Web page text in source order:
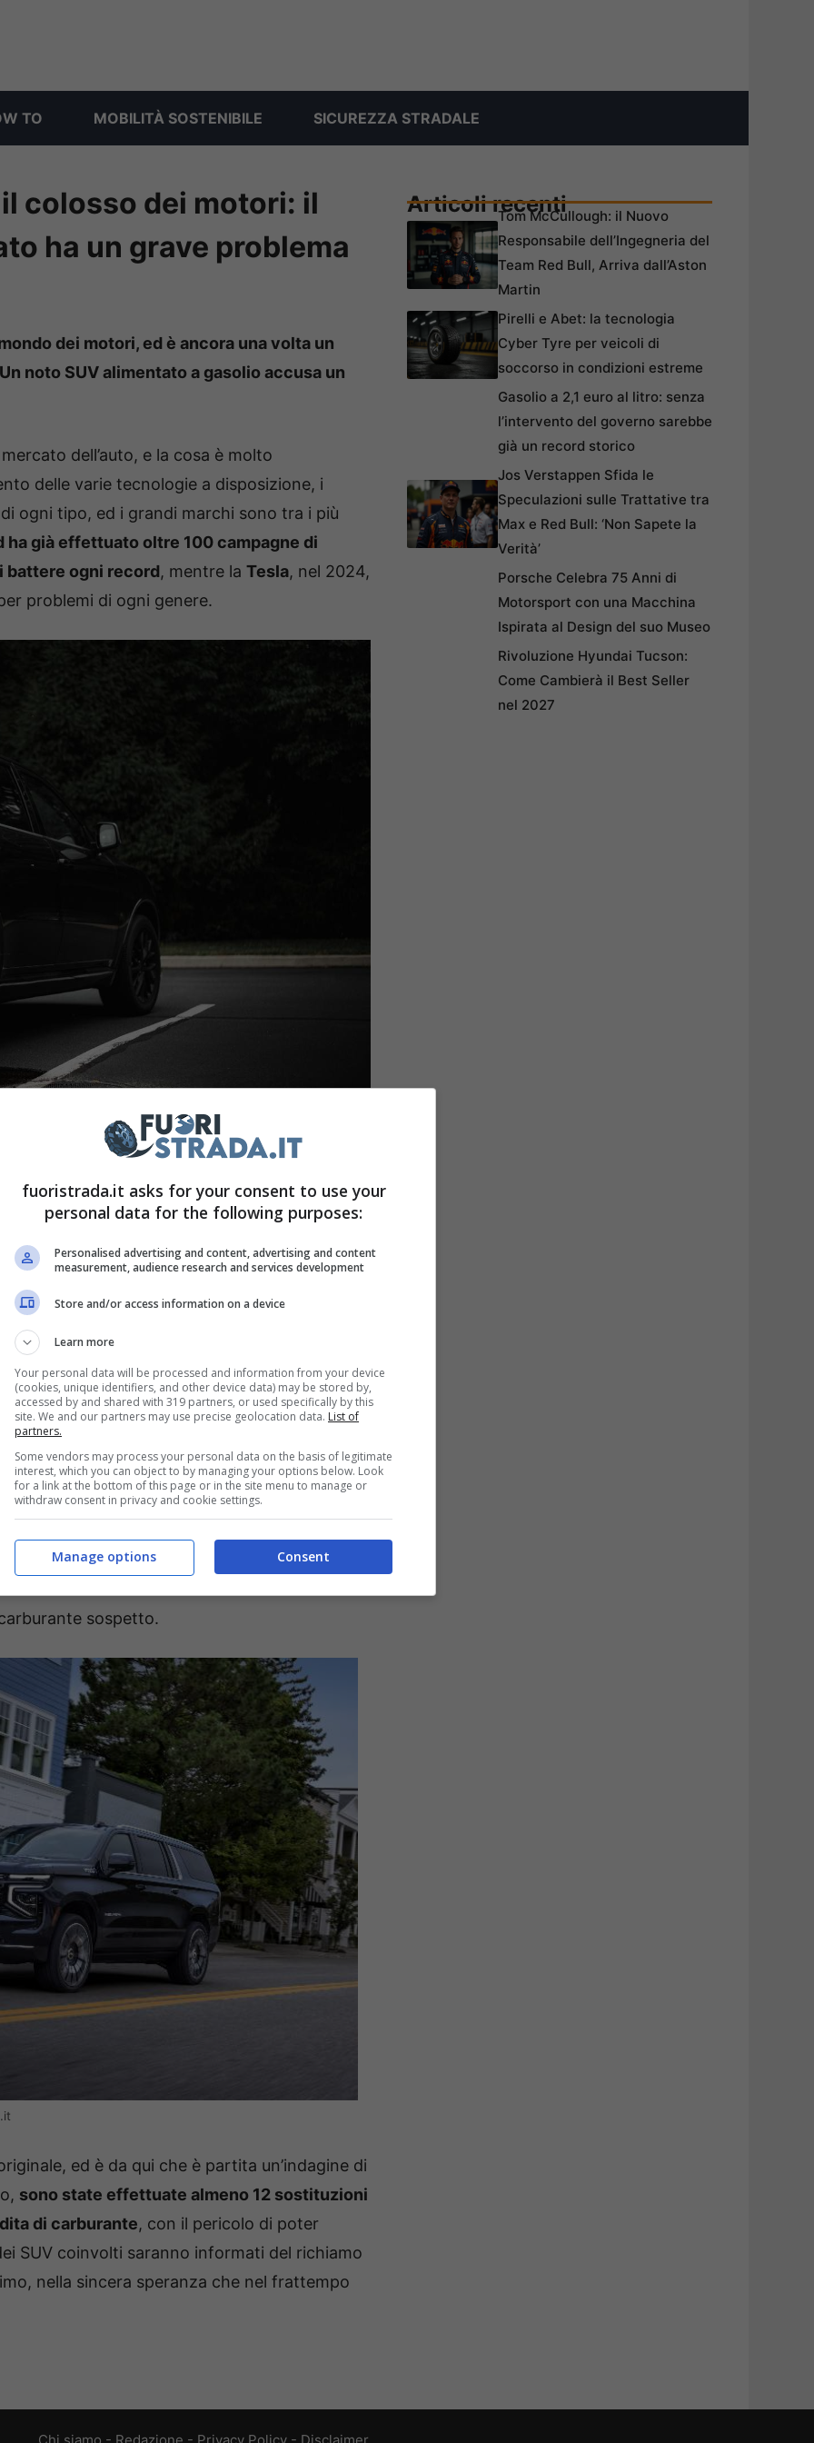
TO MOBILITÀ SOSTENIBILE SICUREZZA STRADALE
colosso dei motori: il
ha un grave problema
dei motori, ed è ancora una volta un
noto SUV alimentato a gasolio accusa un
dell’auto, e la cosa è molto
delle varie tecnologie a disposizione, i
ogni tipo, ed i grandi marchi sono tra i più
ha già effettuato oltre 100 campagne di
battere ogni record, mentre la Tesla, nel 2024,
problemi di ogni genere.
tipo, e lo sa benissimo il gruppoStellantis
e quello degli airbagTakata . LaToyota ha di
per lo spegnimento del display digitale a
rapidamente fronteggiare una situazione
Motors, con uno dei suoi SUV più notiche è
molto serio.
la Chevrolet Tahoe per
Autoevolution.com
General Motors dovrà procedere al richiamo
, un problema di grande portata per il
sono stati prodotti tra il 2021 ed il 2024,
a sei cilindri in linea Duramax da 3,0 litri. Già
Chevrolet aveva informato General
sospetto.
ed è da qui che è partita un’indagine di
sono state effettuate almeno 12 sostituzioni
di carburante, con il pericolo di poter
SUV coinvolti saranno informati del richiamo
nella sincera speranza che nel frattempo
Articoli recentiTom McCullough: il Nuovo
Responsabile dell’Ingegneria del
Team Red Bull, Arriva dall’Aston
Martin
Pirelli e Abet: la tecnologia
Cyber Tyre per veicoli di
soccorso in condizioni estreme
Gasolio a 2,1 euro al litro: senza
l’intervento del governo sarebbe
già un record storico
Jos Verstappen Sfida le
Speculazioni sulle Trattative tra
Max e Red Bull: ‘Non Sapete la
Verità’
Porsche Celebra 75 Anni di
Motorsport con una Macchina
Ispirata al Design del suo Museo
Rivoluzione Hyundai Tucson:
Come Cambierà il Best Seller
nel 2027
fuoristrada.it asks for your consent to use your
personal data for the following purposes:
Personalised advertising and content, advertising and content
measurement, audience research and services development
Store and/or access information on a device
Learn more
Your personal data will be processed and information from your device
(cookies, unique identifiers, and other device data) may be stored by,
accessed by and shared with 319 partners, or used specifically by this
site. We and our partners may use precise geolocation data. List of
partners.
Some vendors may process your personal data on the basis of legitimate
interest, which you can object to by managing your options below. Look
for a link at the bottom of this page or in the site menu to manage or
withdraw consent in privacy and cookie settings.
Consent
Manage options